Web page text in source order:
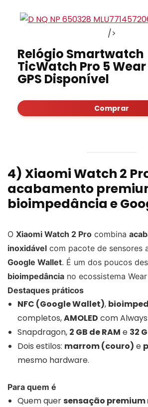
/>
Relógio Smartwatch
TicWatch Pro 5 Wear
GPS Disponível
Comprar
4) Xiaomi Watch 2
acabamento
bioimpedância e
O Xiaomi Watch 2 Pro combina
inoxidável com pacote de sensores
Google Wallet. É um dos poucos
bioimpedância no ecossistema Wear
Destaques práticos
NFC (Google Wallet),
completos,AMOLED com
Snapdragon, 2 GB de RAM e 32
Dois estilos: marrom (couro) e
mesmo hardware.
Para quem é
Quem quersensação premium